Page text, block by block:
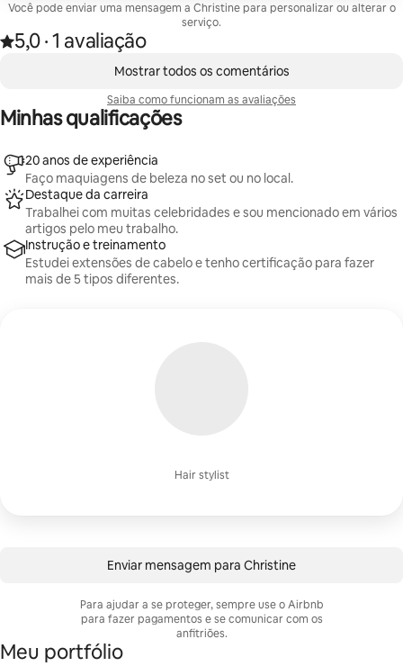
Você pode enviar uma mensagem a Christine para personalizar ou alterar o
serviço.
Avaliado com 5,0 de 5 estrelas, de um total de 1 avaliação
5,0
, ·1 avaliação
Mostrar todos os comentários
Saiba como funcionam as avaliações
Minhas qualificações
Hair stylist
20 anos de experiência
Faço maquiagens de beleza no set ou no local.
Destaque da carreira
Trabalhei com muitas celebridades e sou mencionado em vários
artigos pelo meu trabalho.
Instrução e treinamento
Estudei extensões de cabelo e tenho certificação para fazer
mais de 5 tipos diferentes.
Enviar mensagem para Christine
Para ajudar a se proteger, sempre use o Airbnb
para fazer pagamentos e se comunicar com os
anfitriões.
Meu portfólio